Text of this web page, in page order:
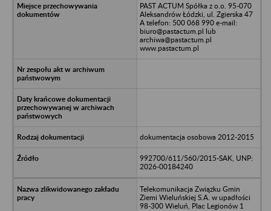
PAST ACTUM Spółka z o.o. 95-070
Aleksandrów Łódzki, ul. Zgierska 47
A telefon: 500 068 990 e-mail:
biuro@pastactum.pl lub
archiwa@pastactum.pl
www.pastactum.pl
dokumentacja osobowa 2012-2015
992700/611/560/2015-SAK, UNP:
2026-00184240
Telekomunikacja Związku Gmin
Ziemi Wieluńskiej S.A. w upadłości
98-300 Wieluń, Plac Legionów 1